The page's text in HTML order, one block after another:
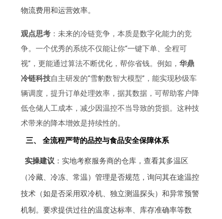
物流费用和运营效率。
观点思考 ：未来的冷链竞争，本质是数字化能力的竞
争。一个优秀的系统不仅能让你“一键下单、全程可
视”，更能通过算法不断优化，帮你省钱。例如，华鼎
冷链科技自主研发的“雪豹数智大模型”，能实现秒级车
辆调度，提升订单处理效率，据其数据，可帮助客户降
低仓储人工成本，减少因温控不当导致的货损。这种技
术带来的降本增效是持续性的。
三、 全流程严苛的品控与食品安全保障体系
实操建议 ：实地考察服务商的仓库，查看其多温区
（冷藏、冷冻、常温）管理是否规范，询问其在途温控
技术（如是否采用双冷机、独立测温探头）和异常预警
机制。要求提供过往的温度达标率、库存准确率等数